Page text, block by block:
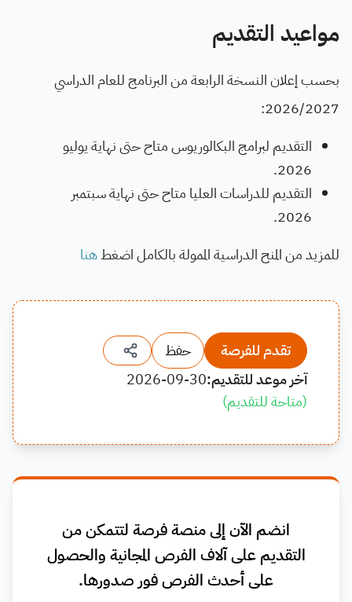
مواعيد التقديم
بحسب إعلان النسخة الرابعة من البرنامج للعام الدراسي
2026/2027:
التقديم لبرامج البكالوريوس متاح حتى نهاية يوليو
2026.
التقديم للدراسات العليا متاح حتى نهاية سبتمبر
2026.
للمزيد من المنح الدراسية الممولة بالكامل اضغطهنا
تقدم للفرصة
حفظ
آخر موعد للتقديم:2026-09-30
(متاحة للتقديم)
انضم الآن إلى منصة فرصة لتتمكن من
التقديم على آلاف الفرص المجانية والحصول
على أحدث الفرص فور صدورها.